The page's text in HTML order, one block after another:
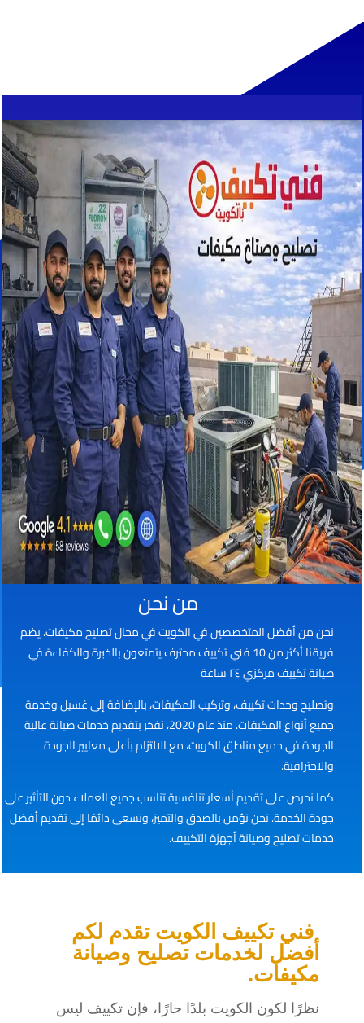
من نحن
نحن من أفضل المتخصصين في الكويت في مجال تصليح مكيفات. يضم
فريقنا أكثر من 10 فني تكييف محترف يتمتعون بالخبرة والكفاءة في
صيانة تكييف مركزي ٢٤ ساعة
وتصليح وحدات تكييف، وتركيب المكيفات، بالإضافة إلى غسيل وخدمة
جميع أنواع المكيفات. منذ عام 2020، نفخر بتقديم خدمات صيانة عالية
الجودة في جميع مناطق الكويت، مع الالتزام بأعلى معايير الجودة
والاحترافية.
كما نحرص على تقديم أسعار تنافسية تناسب جميع العملاء دون التأثير على
جودة الخدمة. نحن نؤمن بالصدق والتميز، ونسعى دائمًا إلى تقديم أفضل
خدمات تصليح وصيانة أجهزة التكييف.
فني تكييف الكويت تقدم لكم
أفضل لخدمات تصليح وصيانة
مكيفات.
نظرًا لكون الكويت بلدًا حارًا، فإن تكييف ليس